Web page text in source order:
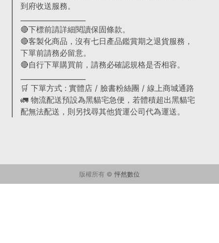
到府收送服務。
🔴下標前請詳細閱讀保固條款。
🔴客製化商品，沒有七日產品鑑賞期之退貨服務，
下單前請務必留意。
🔴自行下單購買前，請務必確認規格是否相容。
🛒 下單方式 : 實體店 / 臉書粉絲團 / 線上商城通路
🚛 物流配送預設為黑貓宅急便，若體積超出黑貓宅
配無法配送，則另找尋其他貨運公司代為運送。
版權所有 © 怦然數位